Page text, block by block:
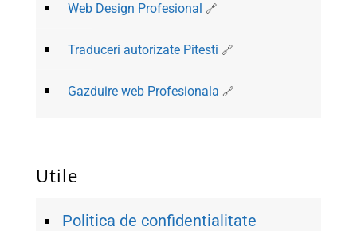
Web Design Profesional
Traduceri autorizate Pitesti
Gazduire web Profesionala
Utile
Politica de confidentialitate